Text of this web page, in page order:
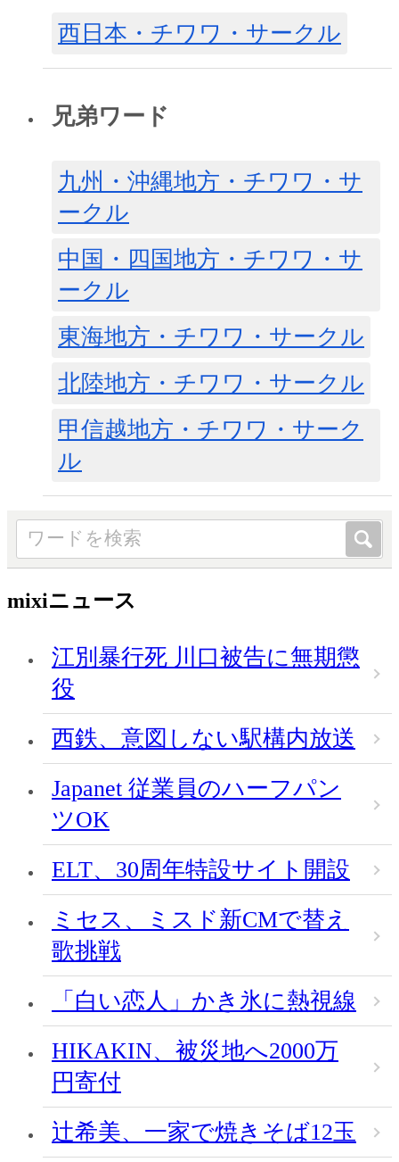
西日本・チワワ・サークル
兄弟ワード
九州・沖縄地方・チワワ・サ
ークル
中国・四国地方・チワワ・サ
ークル
東海地方・チワワ・サークル
北陸地方・チワワ・サークル
甲信越地方・チワワ・サーク
ル
mixiニュース
江別暴行死 川口被告に無期懲
役
西鉄、意図しない駅構内放送
Japanet 従業員のハーフパン
ツOK
ELT、30周年特設サイト開設
ミセス、ミスド新CMで替え
歌挑戦
「白い恋人」かき氷に熱視線
HIKAKIN、被災地へ2000万
円寄付
辻希美、一家で焼きそば12玉